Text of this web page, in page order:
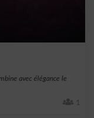
avec élégance le
1